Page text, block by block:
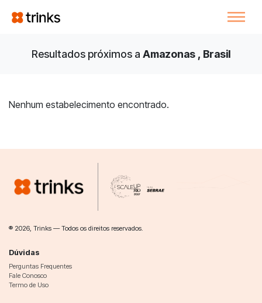
Resultados próximos a Amazonas , Brasil
Nenhum estabelecimento encontrado.
® 2026, Trinks — Todos os direitos reservados.
Dúvidas
Perguntas Frequentes
Fale Conosco
Termo de Uso